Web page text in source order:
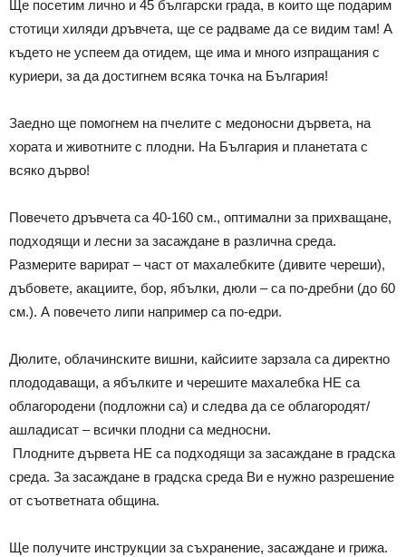
Ще посетим лично и 45 български града, в които ще подарим
стотици хиляди дръвчета, ще се радваме да се видим там! А
където не успеем да отидем, ще има и много изпращания с
куриери, за да достигнем всяка точка на България!
Заедно ще помогнем на пчелите с медоносни дървета, на
хората и животните с плодни. На България и планетата с
всяко дърво!
Повечето дръвчета са 40-160 см., оптимални за прихващане,
подходящи и лесни за засаждане в различна среда.
Размерите варират – част от махалебките (дивите череши),
дъбовете, акациите, бор, ябълки, дюли – са по-дребни (до 60
см.). А повечето липи например са по-едри.
Дюлите, облачинските вишни, кайсиите зарзала са директно
плододаващи, а ябълките и черешите махалебка НЕ са
облагородени (подложни са) и следва да се облагородят/
ашладисат – всички плодни са медносни.
Плодните дървета НЕ са подходящи за засаждане в градска
среда. За засаждане в градска среда Ви е нужно разрешение
от съответната община.
Ще получите инструкции за съхранение, засаждане и грижа.